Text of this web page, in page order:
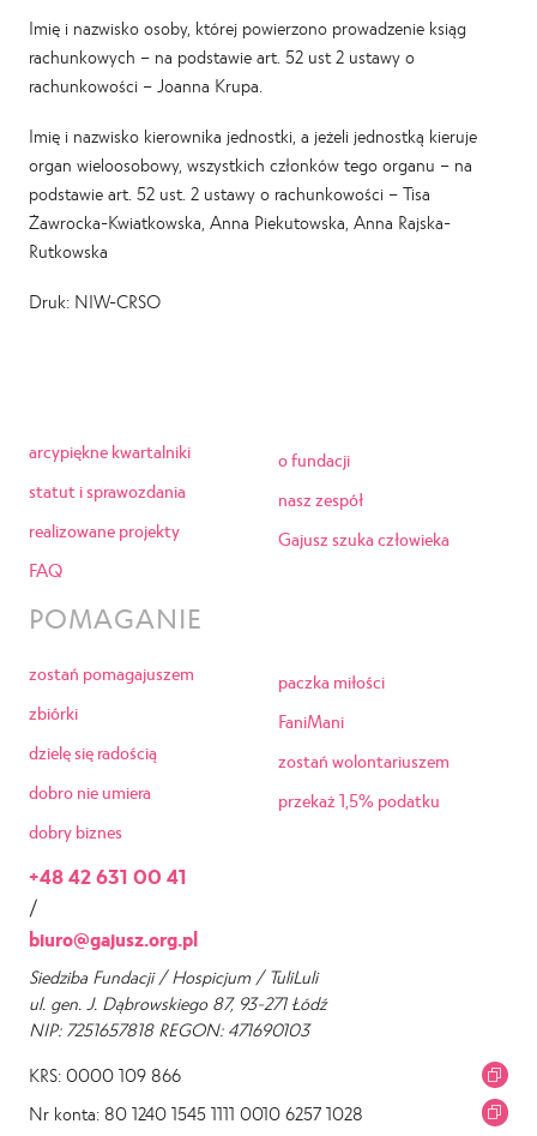
Imię i nazwisko osoby, której powierzono prowadzenie ksiąg
rachunkowych – na podstawie art. 52 ust 2 ustawy o
rachunkowości – Joanna Krupa.
Imię i nazwisko kierownika jednostki, a jeżeli jednostką kieruje
organ wieloosobowy, wszystkich członków tego organu – na
podstawie art. 52 ust. 2 ustawy o rachunkowości – Tisa
Żawrocka-Kwiatkowska, Anna Piekutowska, Anna Rajska-
Rutkowska
Druk: NIW-CRSO
arcypiękne kwartalniki
statut i sprawozdania
realizowane projekty
FAQ
o fundacji
nasz zespół
Gajusz szuka człowieka
POMAGANIE
zostań pomagajuszem
zbiórki
dzielę się radością
dobro nie umiera
dobry biznes
paczka miłości
FaniMani
zostań wolontariuszem
przekaż 1,5% podatku
+48 42 631 00 41
/
biuro@gajusz.org.pl
Siedziba Fundacji / Hospicjum / TuliLuli
ul. gen. J. Dąbrowskiego 87, 93-271 Łódź
NIP: 7251657818 REGON: 471690103
KRS: 0000 109 866
Nr konta: 80 1240 1545 1111 0010 6257 1028